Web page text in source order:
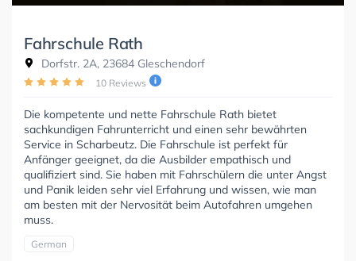
Fahrschule Rath
Dorfstr. 2A, 23684 Gleschendorf
10 Reviews
Die kompetente und nette Fahrschule Rath bietet
sachkundigen Fahrunterricht und einen sehr bewährten
Service in Scharbeutz. Die Fahrschule ist perfekt für
Anfänger geeignet, da die Ausbilder empathisch und
qualifiziert sind. Sie haben mit Fahrschülern die unter Angst
und Panik leiden sehr viel Erfahrung und wissen, wie man
am besten mit der Nervosität beim Autofahren umgehen
muss.
German